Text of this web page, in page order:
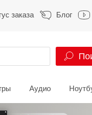
заказа Блог
HUAWEI
Аудио